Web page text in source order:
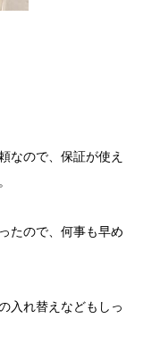
なので、保証が使え
たので、何事も早め
入れ替えなどもしっ